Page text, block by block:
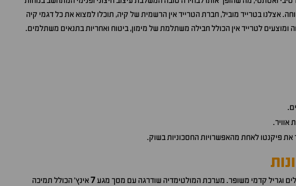
אצלנו בטרייד מוביל, חברת הטרייד אין הרשמית של קיה, תוכלו למצוא את כל דגמי קיה
ומוצעים לטרייד אין הכולל חבילה משתלמת של מימון, ביטוח ואחריות בתנאים משתלמים.
אוויר.
פיקנטו לאחת מהאפשרויות החסכוניות בשוק.
וגריל קדמי משופר. מערכת המולטימדיה שודרגה עם מסך מגע7אינץ' הכולל תמיכה